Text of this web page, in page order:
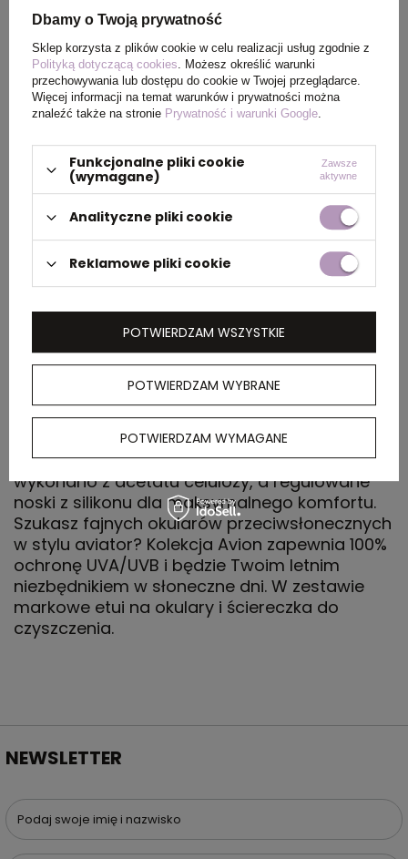
PAKOWANIE
kartonu
zewnętrznego
284 x 225 x 150
Waga
kartonu
zewnętrznego
27.57
Okulary przeciwsłoneczne Avion to absolutny
nie wychodzi z mody. Wykonane ręcznie ze
stali nierdzewnej i pokryte akcentami z
różowego złota. Końcówki zauszników
wykonano z acetatu celulozy, a regulowane
noski z silikonu dla maksymalnego komfortu.
Szukasz fajnych okularów przeciwsłonecznych
w stylu aviator? Kolekcja Avion zapewnia 100%
ochronę UVA/UVB i będzie Twoim letnim
niezbędnikiem w słoneczne dni. W zestawie
markowe etui na okulary i ściereczka do
czyszczenia.
NEWSLETTER
Podaj swoje imię i nazwisko
Dbamy o Twoją prywatność
Sklep korzysta z plików cookie w celu realizacji usług zgodnie z
Polityką dotyczącą cookies. Możesz określić warunki
przechowywania lub dostępu do cookie w Twojej przeglądarce.
Więcej informacji na temat warunków i prywatności można
znaleźć także na stronie Prywatność i warunki Google.
Funkcjonalne pliki cookie
(wymagane)
Zawsze
aktywne
Analityczne pliki cookie
Reklamowe pliki cookie
POTWIERDZAM WYBRANE
POTWIERDZAM WYMAGANE
POTWIERDZAM WSZYSTKIE